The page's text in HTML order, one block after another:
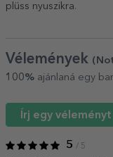
plüss nyuszikra.
Vélemények
100% ajánlaná egy
Írj egy véleményt
5 / 5